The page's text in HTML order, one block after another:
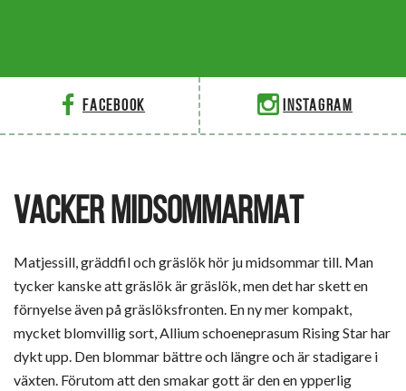
Facebook Instagram
VACKER MIDSOMMARMAT
Matjessill, gräddfil och gräslök hör ju midsommar till. Man
tycker kanske att gräslök är gräslök, men det har skett en
förnyelse även på gräslöksfronten. En ny mer kompakt,
mycket blomvillig sort, Allium schoeneprasum Rising Star har
dykt upp. Den blommar bättre och längre och är stadigare i
växten. Förutom att den smakar gott är den en ypperlig